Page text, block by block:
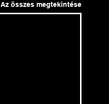
Az összes megtekintése